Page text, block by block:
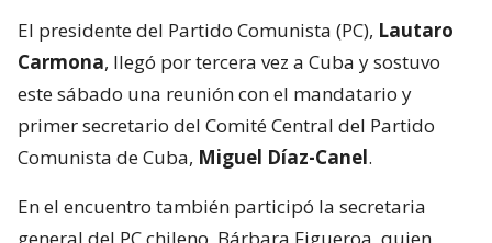
El presidente del Partido Comunista (PC), Lautaro
Carmona, llegó por tercera vez a Cuba y sostuvo
este sábado una reunión con el mandatario y
primer secretario del Comité Central del Partido
Comunista de Cuba, Miguel Díaz-Canel.
En el encuentro también participó la secretaria
general del PC chileno, Bárbara Figueroa, quien